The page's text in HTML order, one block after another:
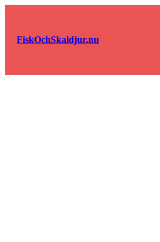
innehåll
FiskOchSkaldjur.nu